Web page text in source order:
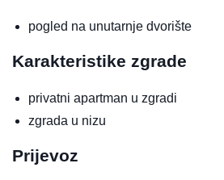
pogled na unutarnje dvorište
Karakteristike zgrade
privatni apartman u zgradi
zgrada u nizu
Prijevoz